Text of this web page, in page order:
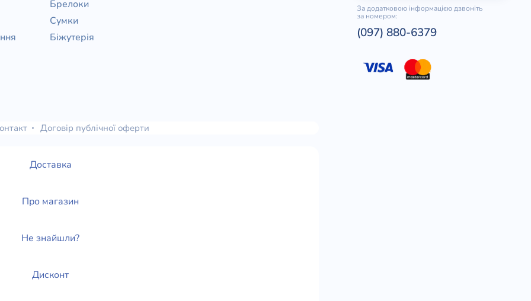
Брелоки
Сумки
Біжутерія
За додатковою інформацією дзвоніть
за номером:
(097) 880-6379
Договір публічної оферти
Доставка
Про магазин
Не знайшли?
Дисконт